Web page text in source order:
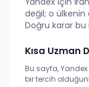
değil; o ülkenin
Doğru karar bu
Kısa Uzman
Bu sayfa,
bir tercih